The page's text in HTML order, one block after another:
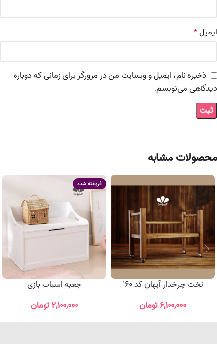
ایمیل*
ذخیره نام، ایمیل و وبسایت من در مرورگر برای زمانی که دوباره
دیدگاهی می‌نویسم.
محصولات مشابه
تخت چرخدار آیهان کد 160
۶,۱۰۰,۰۰۰تومان
فروخته شده
جعبه اسباب بازی
۲,۱۰۰,۰۰۰ تومان